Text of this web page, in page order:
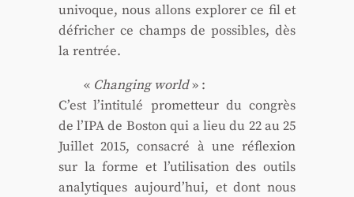
uni­voque, nous allons explo­rer ce fil et
défri­cher ce champs de pos­sibles, dès
la ren­trée.
« Chan­ging world» :
C’est l’in­ti­tu­lé pro­met­teur du congrès
de l’I­PA de Bos­ton qui a lieu du 22 au 25
Juillet 2015, consa­cré à une réflexion
sur la forme et l’u­ti­li­sa­tion des outils
ana­ly­tiques aujourd’­hui, et dont nous